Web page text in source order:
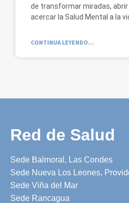
de transformar miradas,
acercar la Salud Mental a la
CONTINUA LEYENDO...
Red de Salud
Sede Balmoral, Las Condes
Sede Nueva Los Leones,
Sede Viña del Mar
Sede Rancagua